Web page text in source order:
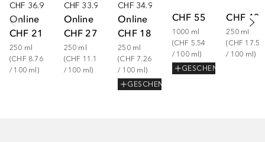
CHF 36.90
Online
CHF 21.90
250 ml
(CHF 8.76
/ 100 ml )
CHF 33.90
Online
CHF 27.90
250 ml
(CHF 11.16
/ 100 ml)
CHF 34.90
Online
CHF 18.15
250 ml
(CHF 7.26
/ 100 ml )
GESCHENK
CHF 55.42
1000 ml
(CHF 5.54
/ 100 ml)
GESCHENK
CHF
250 ml
(CHF 17.56
/ 100 ml )